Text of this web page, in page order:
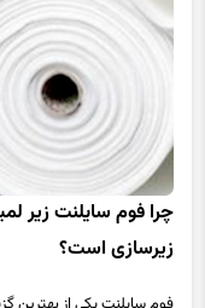
چرا فوم سایلنت زیر
زیرسازی است؟